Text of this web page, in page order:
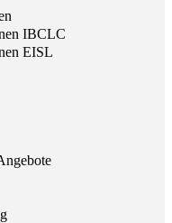
IBCLC
EISL